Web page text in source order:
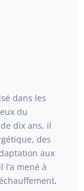
dans les
du
dix ans, il
des
aux
mené à